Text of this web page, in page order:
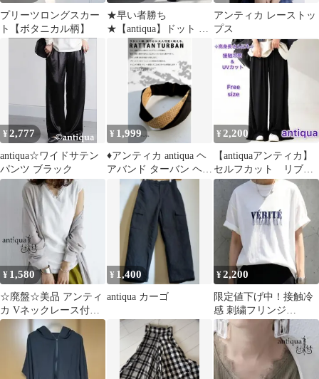
プリーツロングスカー
ト【ボタニカル柄】
★早い者勝ち
★【antiqua】ドット レ
ース ワイドパンツ PK-
01392
アンティカ レーストッ
プス
¥2,777
antiqua☆ワイドサテン
パンツ ブラック
¥ 1,999
♦アンティカ antiqua ヘ
アバンド ターバン ヘア
アクセサリー♦
¥2,200
【antiquaアンティカ】
セルフカット リブワ
イドパンツ ブラッ
ク Free
¥ 1,580
☆廃盤☆美品 アンティ
カ Vネックレース付き
リブタンク オフホワイ
¥ 1,400
antiqua カーゴ
¥2,200
限定値下げ中！接触冷
感 刺繍フリンジ
VÉRITÉ ロゴ 半袖Tシ
ャツ ホワイト